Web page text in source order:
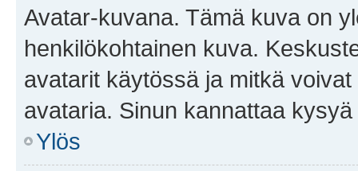
Avatar-kuvana. Tämä kuva on
henkilökohtainen kuva.
avatarit käytössä ja mitkä
avataria. Sinun kannattaa
Ylös